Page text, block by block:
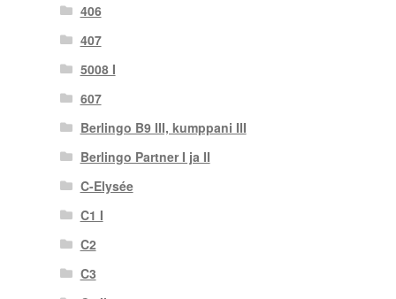
406
407
5008 I
607
Berlingo B9 III, kumppani III
Berlingo Partner I ja II
C-Elysée
C1 I
C2
C3